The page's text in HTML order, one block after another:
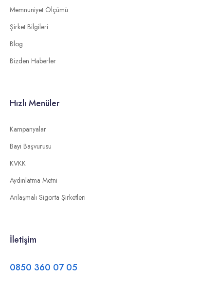
Memnuniyet Ölçümü
Şirket Bilgileri
Blog
Bizden Haberler
Hızlı Menüler
Kampanyalar
Bayi Başvurusu
KVKK
Aydınlatma Metni
Anlaşmalı Sigorta Şirketleri
İletişim
0850 360 07 05